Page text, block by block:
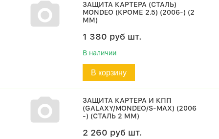
ЗАЩИТА КАРТЕРА (СТАЛЬ)
MONDEO (КРОМЕ 2.5) (2006-) (2
ММ)
1 380 руб шт.
В наличии
В корзину
ЗАЩИТА КАРТЕРА И КПП
(GALAXY/MONDEO/S-MAX) (2006
-) (СТАЛЬ 2 ММ)
2 260 руб шт.